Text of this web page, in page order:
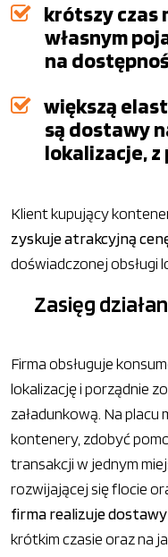
krótszy czas
własnym
na
większą
są dostawy
lokalizacje, z
Klient kupujący
zyskuje atrakcyjną
doświadczonej obsługi
Zasięg
Firma obsługuje
lokalizację i porządnie
załadunkową. Na
kontenery, zdobyć
transakcji w jednym
rozwijającej się flocie
firma realizuje
krótkim czasie oraz na